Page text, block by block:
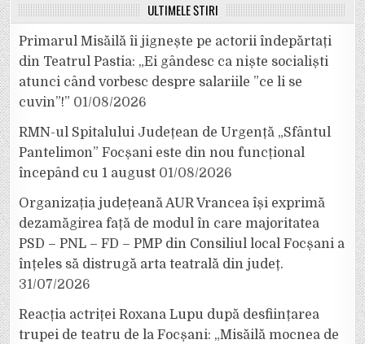
ULTIMELE ȘTIRI
Primarul Misăilă îi jignește pe actorii îndepărtați
din Teatrul Pastia: „Ei gândesc ca niște socialiști
atunci când vorbesc despre salariile ”ce li se
cuvin”!” 01/08/2026
RMN-ul Spitalului Județean de Urgență „Sfântul
Pantelimon” Focșani este din nou funcțional
începând cu 1 august 01/08/2026
Organizația județeană AUR Vrancea își exprimă
dezamăgirea față de modul în care majoritatea
PSD – PNL – FD – PMP din Consiliul local Focșani a
înțeles să distrugă arta teatrală din județ.
31/07/2026
Reacția actriței Roxana Lupu după desființarea
trupei de teatru de la Focșani: „Misăilă mocnea de